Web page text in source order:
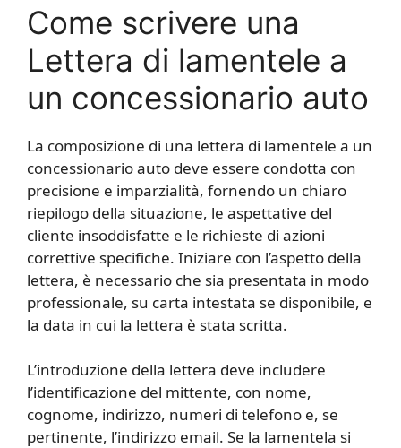
Come scrivere una
Lettera di lamentele a
un concessionario auto
La composizione di una lettera di lamentele a un
concessionario auto deve essere condotta con
precisione e imparzialità, fornendo un chiaro
riepilogo della situazione, le aspettative del
cliente insoddisfatte e le richieste di azioni
correttive specifiche. Iniziare con l’aspetto della
lettera, è necessario che sia presentata in modo
professionale, su carta intestata se disponibile, e
la data in cui la lettera è stata scritta.
L’introduzione della lettera deve includere
l’identificazione del mittente, con nome,
cognome, indirizzo, numeri di telefono e, se
pertinente, l’indirizzo email. Se la lamentela si